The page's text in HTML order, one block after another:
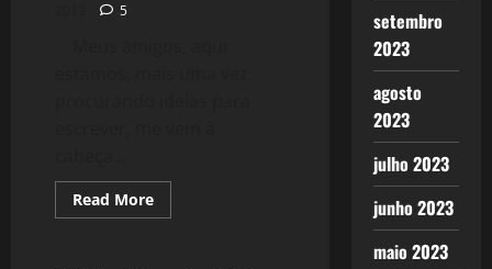
5
Read MoreRead
more
Reflexões
setembro
2023
agosto
2023
julho 2023
junho 2023
maio 2023